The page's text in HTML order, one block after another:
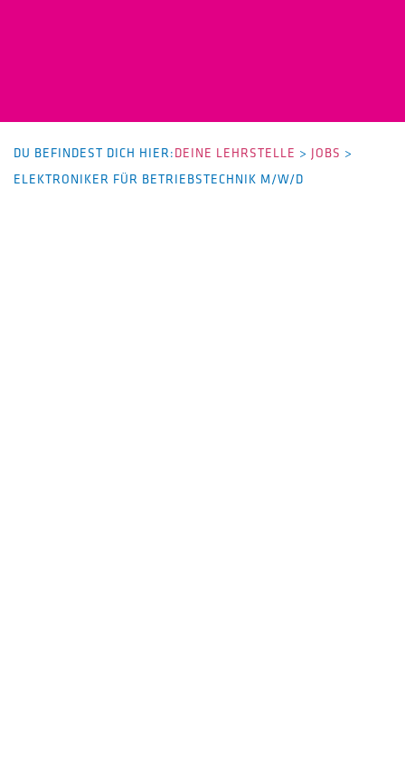
DU BEFINDEST DICH HIER:DEINE LEHRSTELLE > JOBS >
ELEKTRONIKER FÜR BETRIEBSTECHNIK M/W/D